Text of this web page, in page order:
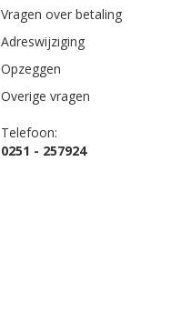
Vragen over betaling
Adreswijziging
Opzeggen
Overige vragen
Telefoon:
0251 - 257924